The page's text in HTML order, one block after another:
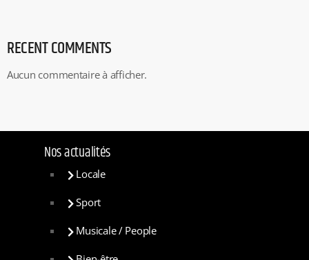
RECENT COMMENTS
Aucun commentaire à afficher.
Nos actualités
Locale
Sport
Musicale / People